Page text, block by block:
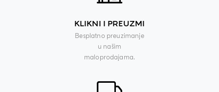
KLIKNI I PREUZMI
Besplatno preuzimanje
u našim
maloprodajama.